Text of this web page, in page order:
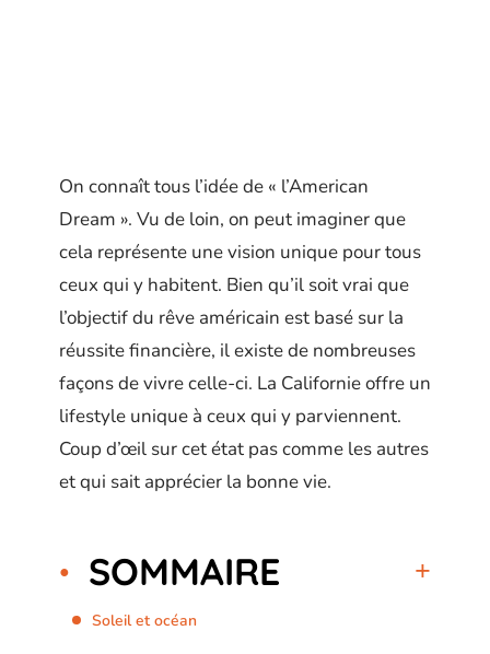
On connaît tous l’idée de « l’American
Dream ». Vu de loin, on peut imaginer que
cela représente une vision unique pour tous
ceux qui y habitent. Bien qu’il soit vrai que
l’objectif du rêve américain est basé sur la
réussite financière, il existe de nombreuses
façons de vivre celle-ci. La Californie offre un
lifestyle unique à ceux qui y parviennent.
Coup d’œil sur cet état pas comme les autres
et qui sait apprécier la bonne vie.
SOMMAIRE
Soleil et océan